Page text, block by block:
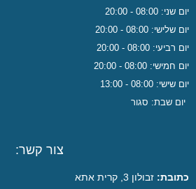
08:00 - 20:00
08:00 - 20:00
08:00 - 20:00
08:00 - 20:00
08:00 - 13:00
שבת: סגור
צור קשר:
זבולון 3, קרית אתא